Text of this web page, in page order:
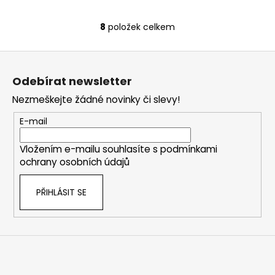
O
v
a
c
í
p
r
ý
p
8 položek celkem
Odebírat newsletter
Nezmeškejte žádné novinky či slevy!
E-mail
Vložením e-mailu souhlasíte s podmínkami
ochrany osobních údajů
PŘIHLÁSIT SE